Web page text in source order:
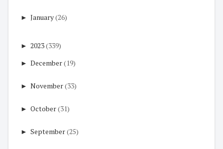
► January(26)
► 2023(339)
► December(19)
► November(33)
► October(31)
► September(25)